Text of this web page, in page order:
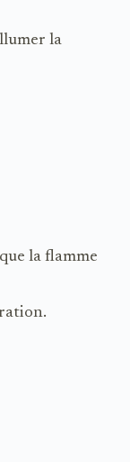
la
la flamme